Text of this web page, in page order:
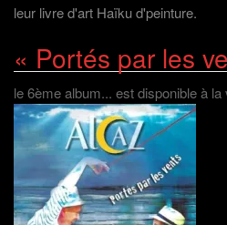
leur livre d'art Haïku d'peinture.
« Portés par les
le 6ème album... est disponible à la